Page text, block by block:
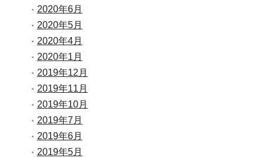
2020年6月
2020年5月
2020年4月
2020年1月
2019年12月
2019年11月
2019年10月
2019年7月
2019年6月
2019年5月